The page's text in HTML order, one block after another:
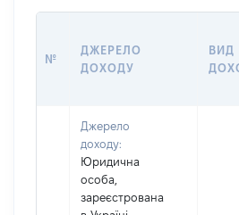
№
ДЖЕРЕЛО
ДОХОДУ
ВИД
Джерело
доходу:
Юридична
особа,
зареєстрована